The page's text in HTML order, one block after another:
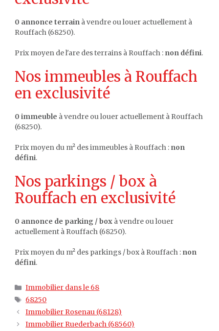
0 annonce terrain à vendre ou louer actuellement à
Rouffach (68250).
Prix moyen de l'are des terrains à Rouffach : non défini.
Nos immeubles à Rouffach
en exclusivité
0 immeuble à vendre ou louer actuellement à Rouffach
(68250).
Prix moyen du m² des immeubles à Rouffach : non
défini.
Nos parkings / box à
Rouffach en exclusivité
0 annonce de parking / box à vendre ou louer
actuellement à Rouffach (68250).
Prix moyen du m² des parkings / box à Rouffach : non
défini.
Catégories
Immobilier dans le 68
Étiquettes
68250
Immobilier Rosenau (68128)
Immobilier Ruederbach (68560)